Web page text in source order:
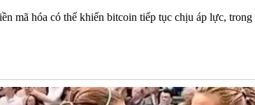
mã hóa có thể khiến bitcoin tiếp tục chịu áp lực,